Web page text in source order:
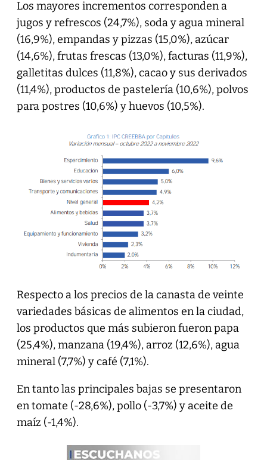
Los mayores incrementos corresponden a
jugos y refrescos (24,7%), soda y agua mineral
(16,9%), empandas y pizzas (15,0%), azúcar
(14,6%), frutas frescas (13,0%), facturas (11,9%),
galletitas dulces (11,8%), cacao y sus derivados
(11,4%), productos de pastelería (10,6%), polvos
para postres (10,6%) y huevos (10,5%).
Respecto a los precios de la canasta de veinte
variedades básicas de alimentos en la ciudad,
los productos que más subieron fueron papa
(25,4%), manzana (19,4%), arroz (12,6%), agua
mineral (7,7%) y café (7,1%).
En tanto las principales bajas se presentaron
en tomate (-28,6%), pollo (-3,7%) y aceite de
maíz (-1,4%).